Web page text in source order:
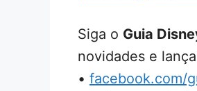
Siga o Guia
novidades e
• facebook.com/